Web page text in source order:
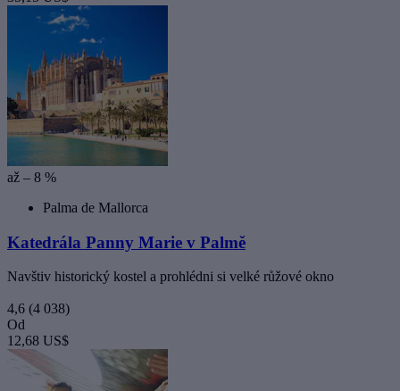
až – 8 %
Palma de Mallorca
Katedrála Panny Marie v Palmě
Navštiv historický kostel a prohlédni si velké růžové okno
4,6 (4 038)
Od
12,68 US$